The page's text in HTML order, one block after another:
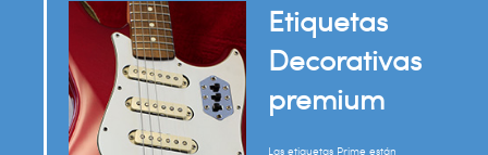
Etiquetas
Decorativas
premium
Las etiquetas Prime están